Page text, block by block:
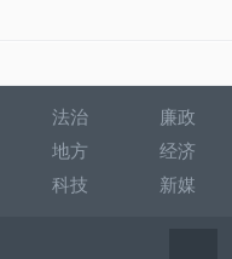
法治
廉政
地方
经济
科技 新媒